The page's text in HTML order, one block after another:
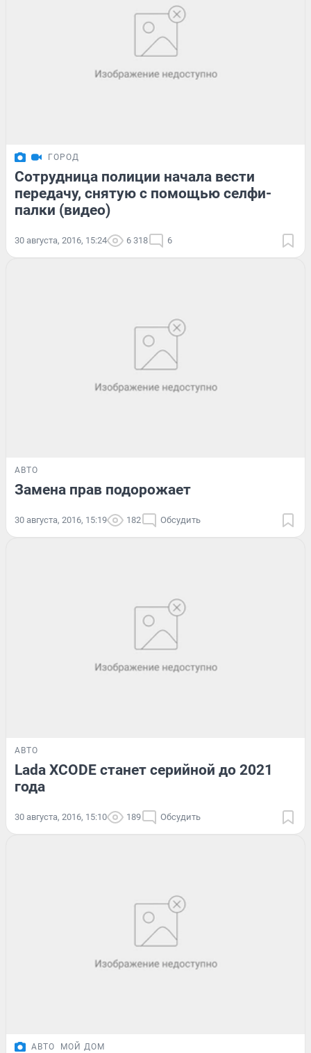
ГОРОД
Сотрудница полиции начала вести
передачу, снятую с помощью селфи-
палки (видео)
30 августа, 2016, 15:24 6 318 6
АВТО
Замена прав подорожает
30 августа, 2016, 15:19 182 Обсудить
АВТО
Lada XCODE станет серийной до 2021
года
30 августа, 2016, 15:10 189 Обсудить
АВТО МОЙ ДОМ